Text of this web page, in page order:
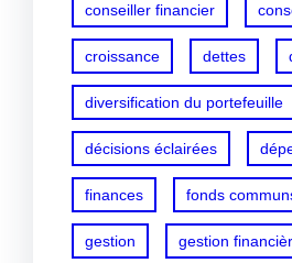
conseiller financier
croissance dettes
diversification du portefeuille
décisions éclairées
finances fonds
gestion gestion